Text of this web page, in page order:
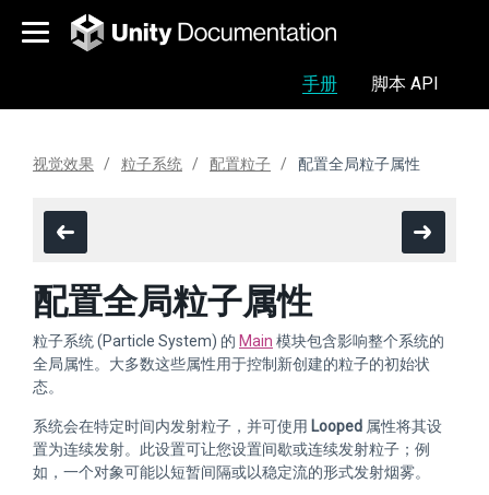
手册 脚本 API
视觉效果 粒子系统 配置粒子 配置全局粒子属性
配置全局粒子属性
粒子系统 (Particle System) 的 Main 模块包含影响整个系统的
全局属性。大多数这些属性用于控制新创建的粒子的初始状
态。
系统会在特定时间内发射粒子，并可使用 Looped 属性将其设
置为连续发射。此设置可让您设置间歇或连续发射粒子；例
如，一个对象可能以短暂间隔或以稳定流的形式发射烟雾。